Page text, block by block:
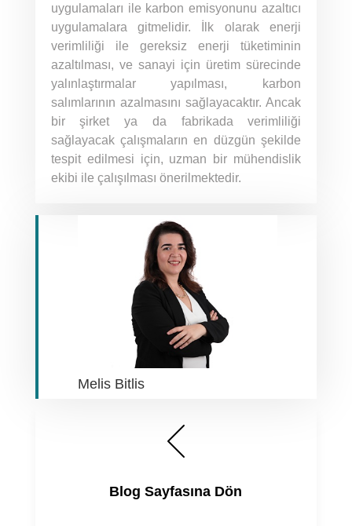
uygulamaları ile karbon emisyonunu azaltıcı
uygulamalara gitmelidir. İlk olarak enerji
verimliliği ile gereksiz enerji tüketiminin
azaltılması, ve sanayi için üretim sürecinde
yalınlaştırmalar yapılması, karbon
salımlarının azalmasını sağlayacaktır. Ancak
bir şirket ya da fabrikada verimliliği
sağlayacak çalışmaların en düzgün şekilde
tespit edilmesi için, uzman bir mühendislik
ekibi ile çalışılması önerilmektedir.
Melis Bitlis
Blog Sayfasına Dön